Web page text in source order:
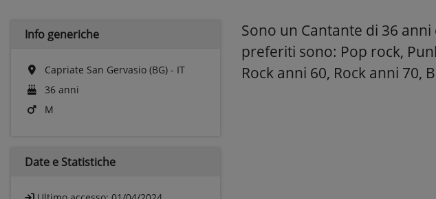
Info generiche
Capriate San Gervasio (BG) - IT
36 anni
M
Date e Statistiche
Sono un Cantante di 36
preferiti sono: Pop rock,
Rock anni 60, Rock anni 70,